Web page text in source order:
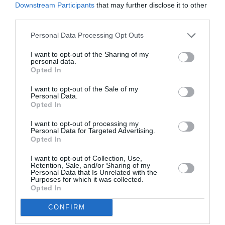
Downstream Participants that may further disclose it to other
Personal Data Processing Opt Outs
I want to opt-out of the Sharing of my
personal data.
Opted In
I want to opt-out of the Sale of my
Personal Data.
Opted In
I want to opt-out of processing my
Personal Data for Targeted Advertising.
Opted In
I want to opt-out of Collection, Use,
Retention, Sale, and/or Sharing of my
Personal Data that Is Unrelated with the
Purposes for which it was collected.
Opted In
CONFIRM
Berinde.
neterminată a unei alte familii care lucrează în
Franţa. „Şi-au dus în Franţa cu ei şi copiii sperând că
vor face rost de bani mult mai repede. A venit criza
peste ei şi nu mai pot mişca un deget”, spune un
localnic.
Mai mult decât atât, unii sunt înglodaţi în datorii la
bănci şi s-au dus în străinătate să-şi plătească
ratele, dar nici acest lucru nu mai pot să-l facă. Ei
speră că lucrurile vor reveni la normal şi vor reuşi să-
şi finalizeze investiţiile începute acasă.
Tot mai bine decât în România